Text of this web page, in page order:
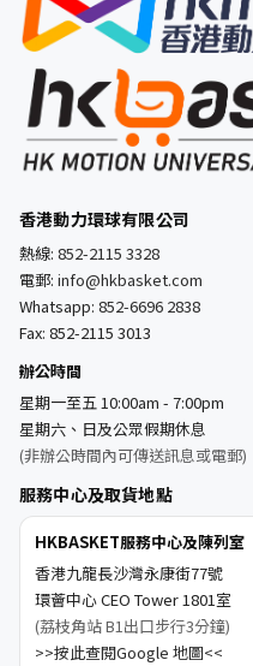
香港動力環球有限公司
熱線: 852-2115 3328
電郵: info@hkbasket.com
Whatsapp: 852-6696 2838
Fax: 852-2115 3013
辦公時間
星期一至五 10:00am - 7:00pm
星期六、日及公眾假期休息
(非辦公時間內可傳送訊息或電郵)
服務中心及取貨地點
HKBASKET服務中心及陳列室
香港九龍長沙灣永康街77號
環薈中心 CEO Tower 1801室
(荔枝角站 B1出口步行3分鐘)
>>按此查閱Google 地圖<<